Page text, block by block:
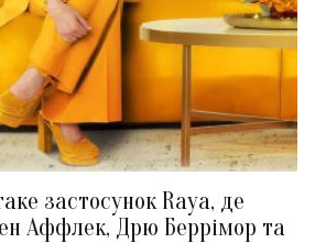
застосунок Raya, де
Аффлек, Дрю Беррімор та